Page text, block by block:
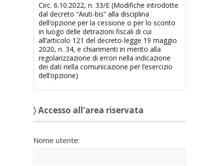
Circ. 6.10.2022, n. 33/E (Modifiche introdotte
dal decreto “Aiuti-bis” alla disciplina
dell’opzione per la cessione o per lo sconto
in luogo delle detrazioni fiscali di cui
all’articolo 121 del decreto-legge 19 maggio
2020, n. 34, e chiarimenti in merito alla
regolarizzazione di errori nella indicazione
dei dati nella comunicazione per l’esercizio
dell’opzione)
〉 Accesso all’area riservata
Nome utente: